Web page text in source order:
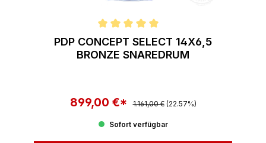
Durchschnittliche Bewertung von 5 von 5 Sternen
PDP CONCEPT SELECT 14X6,5
BRONZE SNAREDRUM
Verkaufspreis:
899,00 €* Regulärer Preis:
1.161,00 € (22.57%)
Sofort verfügbar